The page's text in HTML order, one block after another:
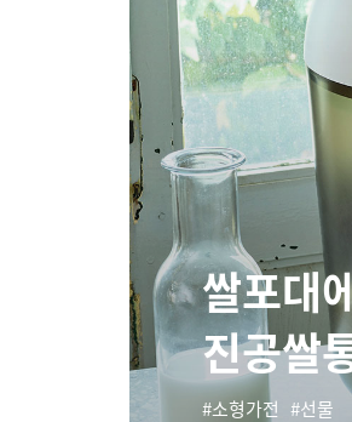
쌀포대
진공쌀
소형가전 선물